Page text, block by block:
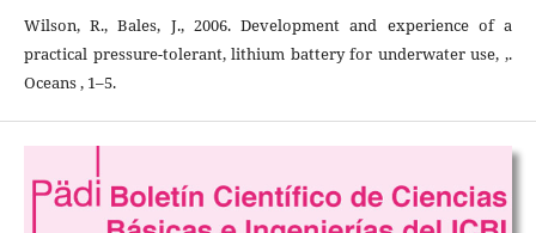
Wilson, R., Bales, J., 2006. Development and experience of a
practical pressure-tolerant, lithium battery for underwater use, ,.
Oceans , 1–5.